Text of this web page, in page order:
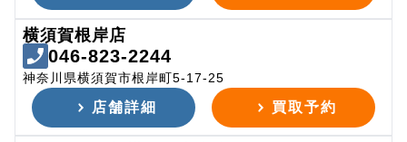
横須賀根岸店
046-823-2244
神奈川県横須賀市根岸町5-17-25
店舗詳細 買取予約